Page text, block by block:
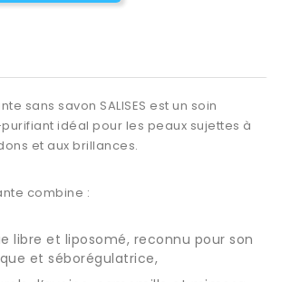
sans savon SALISES est un soin
idéal pour les peaux sujettes à
et aux brillances.
combine :
libre et liposomé, reconnu pour son
et séborégulatrice,